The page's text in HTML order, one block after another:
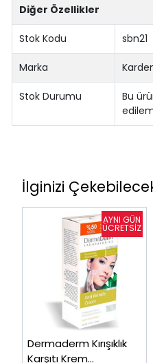
Diğer Özellikler
Stok Kodu sbn21
Marka
Stok Durumu
Bu
İlginizi
Dermaderm Kırışıklık
Karşıtı Krem